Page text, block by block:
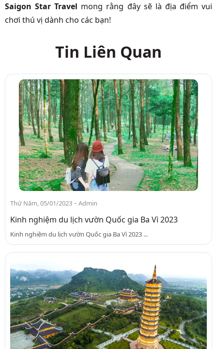
Saigon Star Travel mong rằng đây sẽ là địa điểm vui
chơi thú vị dành cho các bạn!
Tin Liên Quan
Thứ Năm, 05/01/2023 - Admin
Kinh nghiệm du lịch vườn Quốc gia Ba Vì 2023
Kinh nghiệm du lịch vườn Quốc gia Ba Vì 2023 ...